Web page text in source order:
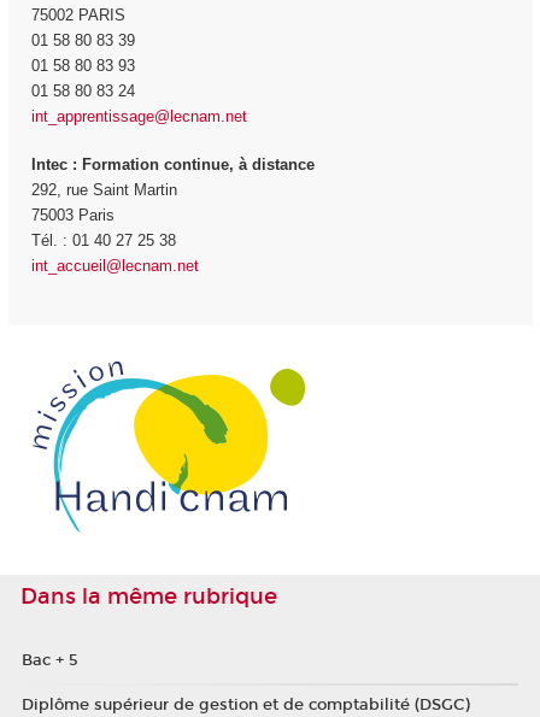
75002 PARIS
01 58 80 83 39
01 58 80 83 93
01 58 80 83 24
int_apprentissage@lecnam.net
Intec: Formation continue, à distance
292, rue Saint Martin
75003 Paris
Tél. : 01 40 27 25 38
int_accueil@lecnam.net
Dans la même rubrique
Bac + 5
Diplôme supérieur de gestion et de comptabilité (DSGC)